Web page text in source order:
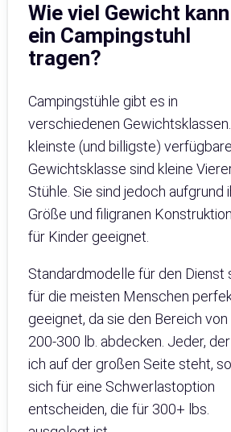
Wie viel Gewicht kann
ein Campingstuhl
tragen?
Campingstühle gibt es in
verschiedenen
kleinste (und billigste) verfügbare
Gewichtsklasse sind kleine
Stühle. Sie sind jedoch aufgrund
Größe und filigranen
für Kinder geeignet.
Standardmodelle für den Dienst
für die meisten Menschen
geeignet, da sie den Bereich von
200-300 lb. abdecken. Jeder,
ich auf der großen Seite steht,
sich für eine Schwerlastoption
entscheiden, die für 300+ lbs.